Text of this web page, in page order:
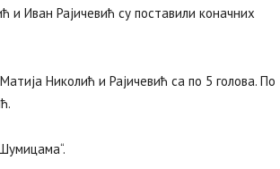
Иван Рајичевић су поставили коначних
Николић и Рајичевић са по 5 голова. По